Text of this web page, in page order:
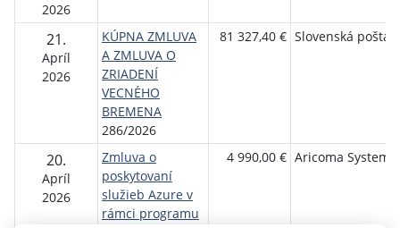
2026
21.
Apríl
2026
KÚPNA ZMLUVA
A ZMLUVA O
ZRIADENÍ
VECNÉHO
BREMENA
286/2026
81 327,40 € Slovenská pošta,
20.
Apríl
2026
Zmluva o
poskytovaní
služieb Azure v
rámci programu
4 990,00 € Aricoma Systems